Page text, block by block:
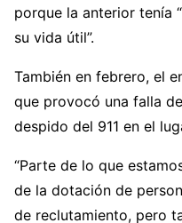
porque la anterior tenía
su vida útil”.
También en febrero, el
que provocó una falla
despido del 911 en el
“Parte de lo que
de la dotación de
de reclutamiento, pero